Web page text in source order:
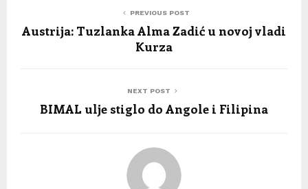
PREVIOUS POST
Austrija: Tuzlanka Alma Zadić u novoj vladi
Kurza
NEXT POST
BIMAL ulje stiglo do Angole i Filipina